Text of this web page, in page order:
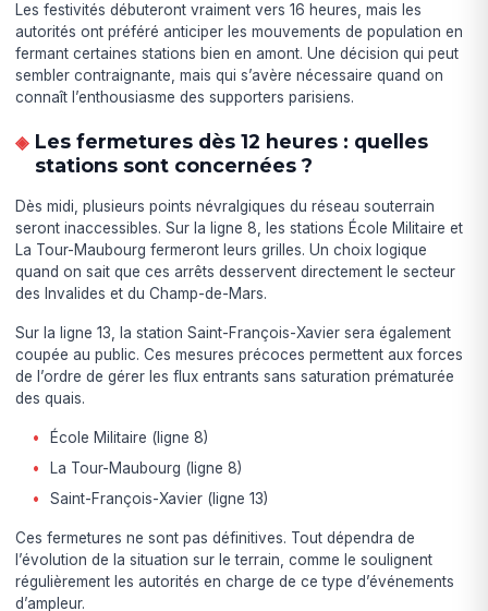
Les festivités débuteront vraiment vers 16 heures, mais les
autorités ont préféré anticiper les mouvements de population en
fermant certaines stations bien en amont. Une décision qui peut
sembler contraignante, mais qui s’avère nécessaire quand on
connaît l’enthousiasme des supporters parisiens.
Les fermetures dès 12 heures : quelles
stations sont concernées ?
Dès midi, plusieurs points névralgiques du réseau souterrain
seront inaccessibles. Sur la ligne 8, les stations École Militaire et
La Tour-Maubourg fermeront leurs grilles. Un choix logique
quand on sait que ces arrêts desservent directement le secteur
des Invalides et du Champ-de-Mars.
Sur la ligne 13, la station Saint-François-Xavier sera également
coupée au public. Ces mesures précoces permettent aux forces
de l’ordre de gérer les flux entrants sans saturation prématurée
des quais.
École Militaire (ligne 8)
La Tour-Maubourg (ligne 8)
Saint-François-Xavier (ligne 13)
Ces fermetures ne sont pas définitives. Tout dépendra de
l’évolution de la situation sur le terrain, comme le soulignent
régulièrement les autorités en charge de ce type d’événements
d’ampleur.